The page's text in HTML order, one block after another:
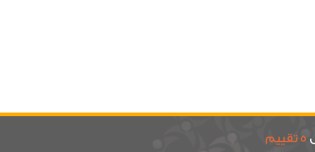
5 تقييم